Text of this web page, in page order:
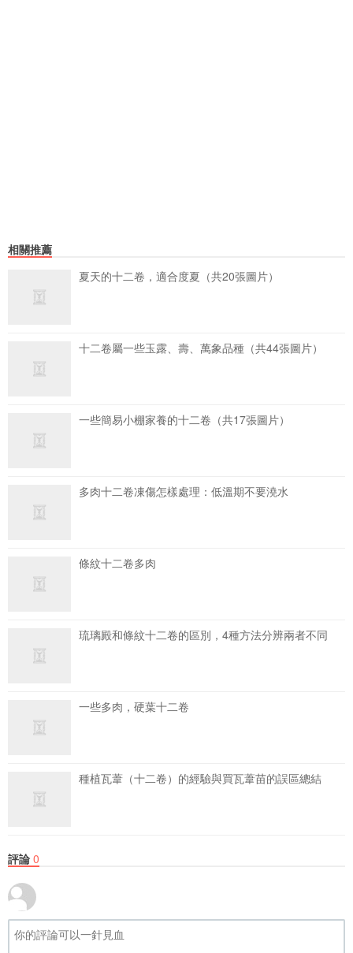
相關推薦
夏天的十二卷，適合度夏（共20張圖片）
十二卷屬一些玉露、壽、萬象品種（共44張圖片）
一些簡易小棚家養的十二卷（共17張圖片）
多肉十二卷凍傷怎樣處理：低溫期不要澆水
條紋十二卷多肉
琉璃殿和條紋十二卷的區別，4種方法分辨兩者不同
一些多肉，硬葉十二卷
種植瓦葦（十二卷）的經驗與買瓦葦苗的誤區總結
評論 0